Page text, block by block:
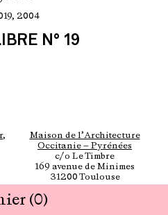
2004
N° 19
(0)
,
Maison de l’Architecture
Occitanie — Pyrénées
c/o Le Timbre
169 avenue de Minimes
31200 Toulouse